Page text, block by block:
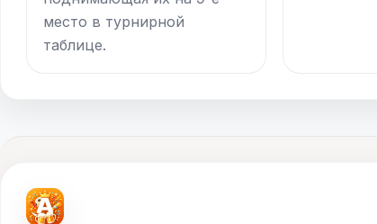
место в турнирной
таблице.